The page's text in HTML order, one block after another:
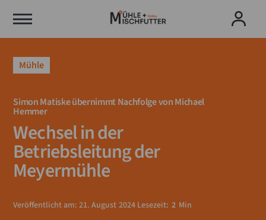
Mühle
Simon Matiske übernimmt Nachfolge von Michael
Hemmer
Wechsel in der
Betriebsleitung der
Meyermühle
Veröffentlicht am:21.August 2024 Lesezeit: 2 Min